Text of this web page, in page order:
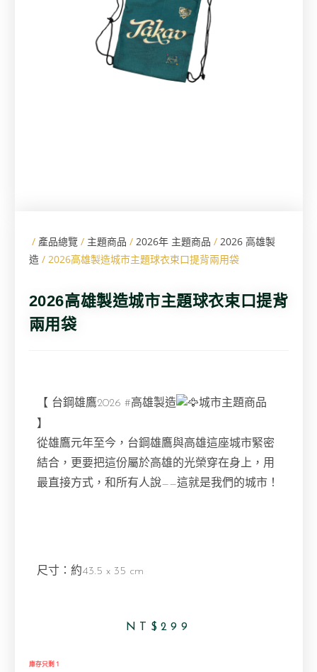
/ 產品總覽/ 主題商品 / 2026年 主題商品 / 2026 高雄製
造/ 2026高雄製造城市主題球衣束口提背兩用袋
2026高雄製造城市主題球衣束口提背
兩用袋
【 台鋼雄鷹2026 #高雄製造
城市主題商品
】
從雄鷹元年至今，台鋼雄鷹與高雄這座城市緊密
結合，更要把這份屬於高雄的光榮穿在身上，用
最直接方式，和所有人說——這就是我們的城市！
尺寸：約43.5 x 35 cm
NT$ 299
庫存只剩 1